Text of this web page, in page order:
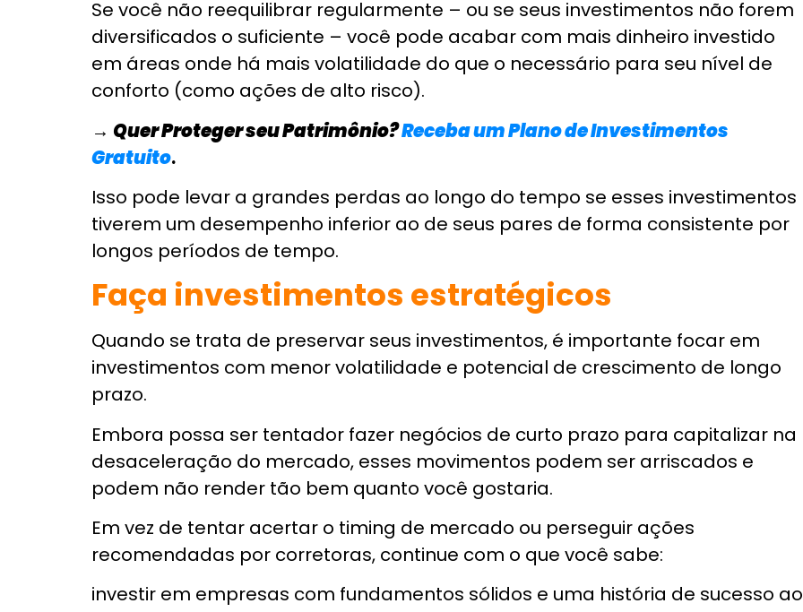
Monitorar seus investimentos é uma parte importante do processo e é algo
que você deve fazer regularmente.
Você pode fazer isso acompanhando o desempenho do seu portfólio e
fazendo os ajustes necessários com base nas condições do mercado ou
mudanças em sua vida pessoal (por exemplo, se você começar a
economizar mais dinheiro).
Busque aconselhamento profissional
Se você não tem tempo ou conhecimento para fazer uma alocação
equilibrada, que preserve seu patrimônio e aumente a rentabilidade dos seus
investimentos, o ideal é buscar um aconselhamento profissional.
Um grande erro desses investidores é seguir um Assessor de Investimentos,
que é um profissional que não possui conhecimento, nem autorização para
montar uma carteira personalizada.
Você deve contratar um consultor de investimentos, que é o único
profissional autorizado a dar recomendações e montar uma carteira
personalizada.
Para você montar umacarteira que proteja seu patrimônio e aumente a
rentabilidade dos seus investimentos,responda 4 perguntas rápidas e
receba um aconselhamento gratuito.